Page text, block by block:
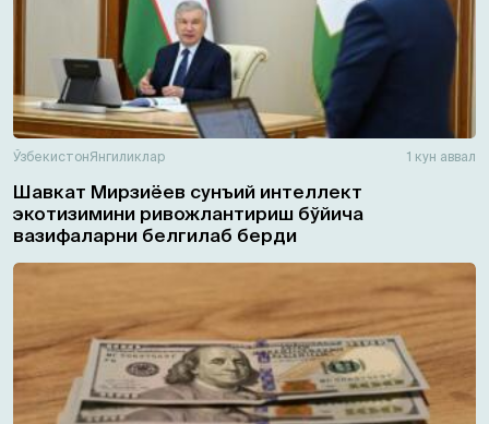
ЎзбекистонЯнгиликлар 1 кун аввал
Шавкат Мирзиёев сунъий интеллект
экотизимини ривожлантириш бўйича
вазифаларни белгилаб берди